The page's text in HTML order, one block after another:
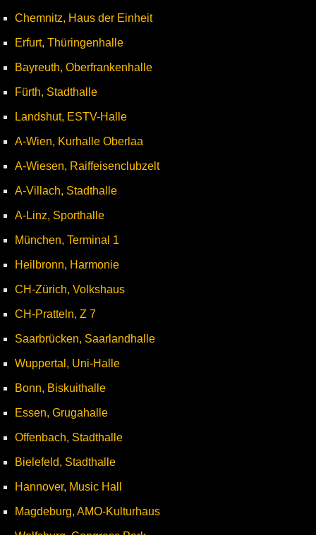
Chemnitz, Haus der Einheit
Erfurt, Thüringenhalle
Bayreuth, Oberfrankenhalle
Fürth, Stadthalle
Landshut, ESTV-Halle
A-Wien, Kurhalle Oberlaa
A-Wiesen, Raiffeisenclubzelt
A-Villach, Stadthalle
A-Linz, Sporthalle
München, Terminal 1
Heilbronn, Harmonie
CH-Zürich, Volkshaus
CH-Pratteln, Z 7
Saarbrücken, Saarlandhalle
Wuppertal, Uni-Halle
Bonn, Biskuithalle
Essen, Grugahalle
Offenbach, Stadthalle
Bielefeld, Stadthalle
Hannover, Music Hall
Magdeburg, AMO-Kulturhaus